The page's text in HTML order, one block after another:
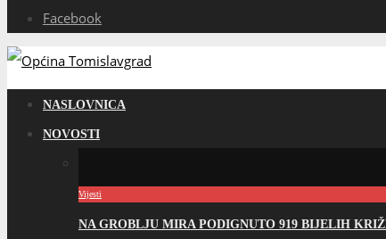
Facebook
NASLOVNICA
NOVOSTI
Vijesti
NA GROBLJU MIRA PODIGNUTO 919 BIJELIH